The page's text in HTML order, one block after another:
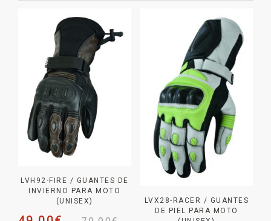
LVH92-FIRE / GUANTES DE
INVIERNO PARA MOTO
(UNISEX)
LVX28-RACER / GUANTES
DE PIEL PARA MOTO